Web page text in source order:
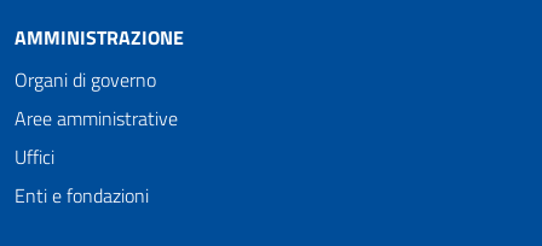
AMMINISTRAZIONE
Organi di governo
Aree amministrative
Uffici
Enti e fondazioni